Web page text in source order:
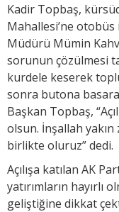
Kadir Topbaş,
Mahallesi’ne otobüs
Müdürü Mümin
sorunun çözülmesi
kurdele keserek
sonra butona
Başkan Topbaş,
olsun. İnşallah yakın
birlikte oluruz” dedi.
Açılışa katılan AK
yatırımların hayırlı
geliştiğine dikkat